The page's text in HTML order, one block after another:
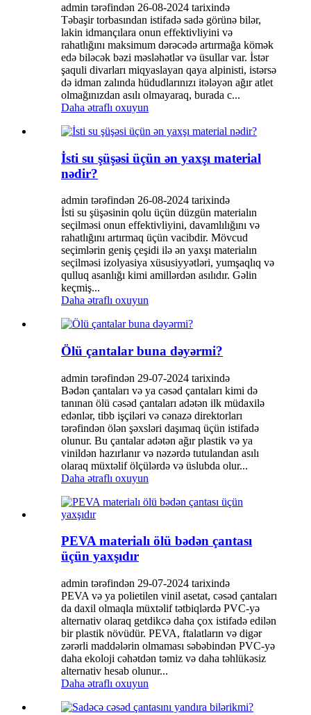
admin tərəfindən 26-08-2024 tarixində
Təbaşir torbasından istifadə sadə görünə bilər,
lakin idmançılara onun effektivliyini və
rahatlığını maksimum dərəcədə artırmağa kömək
edə biləcək bəzi məsləhətlər və üsullar var. İstər
şaquli divarları miqyaslayan qaya alpinisti, istərsə
də idman zalında hüdudlarınızı itələyən ağır atlet
olmağınızdan asılı olmayaraq, burada c...
Daha ətraflı oxuyun
İsti su şüşəsi üçün ən yaxşı material
nədir?
admin tərəfindən 26-08-2024 tarixində
İsti su şüşəsinin qolu üçün düzgün materialın
seçilməsi onun effektivliyini, davamlılığını və
rahatlığını artırmaq üçün vacibdir. Mövcud
seçimlərin geniş çeşidi ilə ən yaxşı materialın
seçilməsi izolyasiya xüsusiyyətləri, yumşaqlıq və
qulluq asanlığı kimi amillərdən asılıdır. Gəlin
keçmiş...
Daha ətraflı oxuyun
Ölü çantalar buna dəyərmi?
admin tərəfindən 29-07-2024 tarixində
Bədən çantaları və ya cəsəd çantaları kimi də
tanınan ölü cəsəd çantaları adətən ilk müdaxilə
edənlər, tibb işçiləri və cənazə direktorları
tərəfindən ölən şəxsləri daşımaq üçün istifadə
olunur. Bu çantalar adətən ağır plastik və ya
vinildən hazırlanır və nəzərdə tutulandan asılı
olaraq müxtəlif ölçülərdə və üslubda olur...
Daha ətraflı oxuyun
PEVA materialı ölü bədən çantası
üçün yaxşıdır
admin tərəfindən 29-07-2024 tarixində
PEVA və ya polietilen vinil asetat, cəsəd çantaları
da daxil olmaqla müxtəlif tətbiqlərdə PVC-yə
alternativ olaraq getdikcə daha çox istifadə edilən
bir plastik növüdür. PEVA, ftalatların və digər
zərərli maddələrin olmaması səbəbindən PVC-yə
daha ekoloji cəhətdən təmiz və daha təhlükəsiz
alternativ hesab olunur...
Daha ətraflı oxuyun